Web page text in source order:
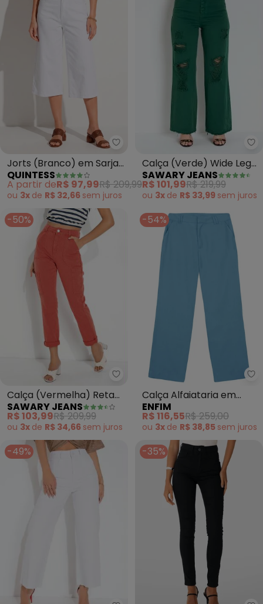
Quintess - Jorts (Branco) em
Jorts (Branco) em Sarja
com Bolsos
QUINTESS
A partir deR$ 97,99R$ 209,99
ou 3x de R$ 32,66 sem juros
Calça (Verde) Wide Leg
com Bolsos Sawary
SAWARY JEANS
R$ 101,99R$ 219,99
ou 3x de R$ 33,99 sem juros
-50%
Sawary Jeans - Calça
Calça (Vermelha) Reta
com Bolsos Sawary
SAWARY JEANS
R$ 103,99R$ 209,99
ou 3x de R$ 34,66 sem juros
-54%
Calça Alfaiataria em
Viscose Sarjada (Azul
Claro)
ENFIM
R$ 116,55R$ 259,00
ou 3x de R$ 38,85 sem juros
-49% -35%